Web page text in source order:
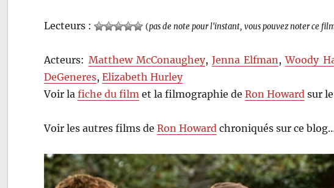
Lecteurs : (pas de note pour l'instant, vous pouvez noter ce
Acteurs: Matthew McConaughey, Jenna Elfman ,Woody
DeGeneres,Elizabeth Hurley
Voir lafiche du film et la filmographie deRon Howard sur
Voir les autres films deRon Howard chroniqués sur ce